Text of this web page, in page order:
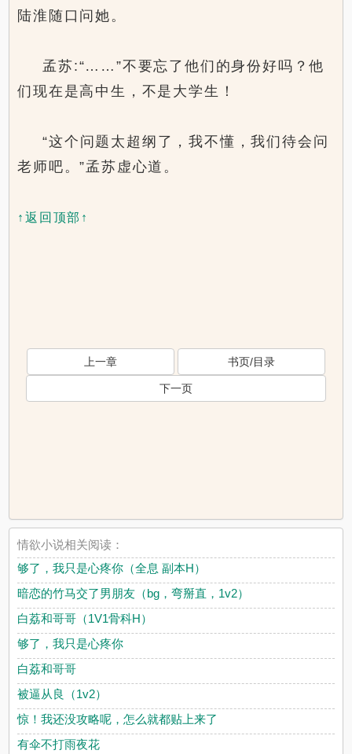
陆淮随口问她。
孟苏:“……”不要忘了他们的身份好吗？他
们现在是高中生，不是大学生！
“这个问题太超纲了，我不懂，我们待会问
老师吧。”孟苏虚心道。
↑返回顶部↑
上一章 书页/目录
下一页
情欲小说相关阅读：
够了，我只是心疼你（全息 副本H）
暗恋的竹马交了男朋友（bg，弯掰直，1v2）
白荔和哥哥（1V1骨科H）
够了，我只是心疼你
白荔和哥哥
被逼从良（1v2）
惊！我还没攻略呢，怎么就都贴上来了
有伞不打雨夜花